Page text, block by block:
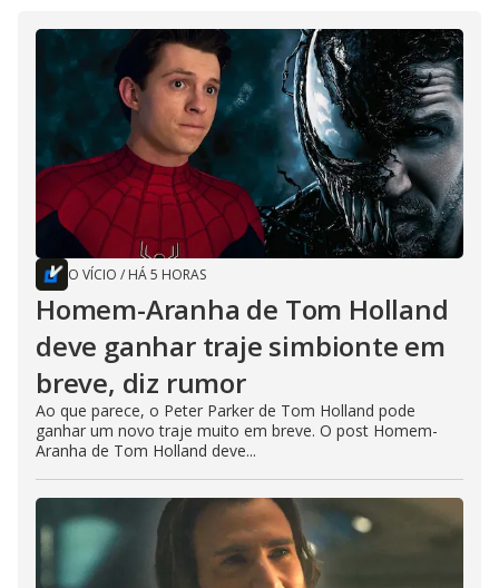
O VÍCIO / HÁ 5 HORAS
Homem-Aranha de Tom Holland
deve ganhar traje simbionte em
breve, diz rumor
Ao que parece, o Peter Parker de Tom Holland pode
ganhar um novo traje muito em breve. O post Homem-
Aranha de Tom Holland deve...